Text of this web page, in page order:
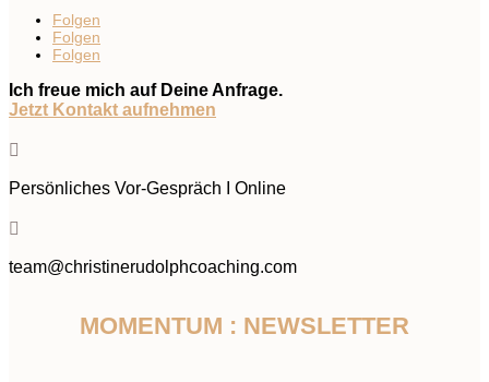
Folgen
Folgen
Folgen
Ich freue mich auf Deine Anfrage.
Jetzt Kontakt aufnehmen

Persönliches Vor-Gespräch I Online

team@christinerudolphcoaching.com
MOMENTUM : NEWSLETTER